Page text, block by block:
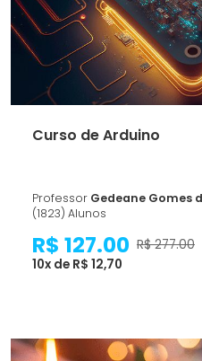
Curso de Arduino
Professor Gedeane Gomes
(1823) Alunos
R$ 127.00 R$ 277.00
10x de R$ 12,70